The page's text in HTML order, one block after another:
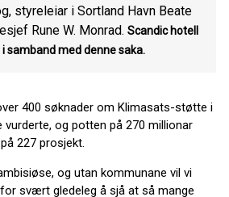
styreleiar i Sortland Havn Beate
Rune W. Monrad. Scandic hotell
i samband med denne saka.
400 søknader om Klimasats-støtte i
vurderte, og potten på 270 millionar
227 prosjekt.
og utan kommunane vil vi
svært gledeleg å sjå at så mange